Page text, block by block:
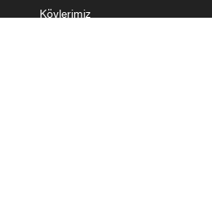
Köylerimiz